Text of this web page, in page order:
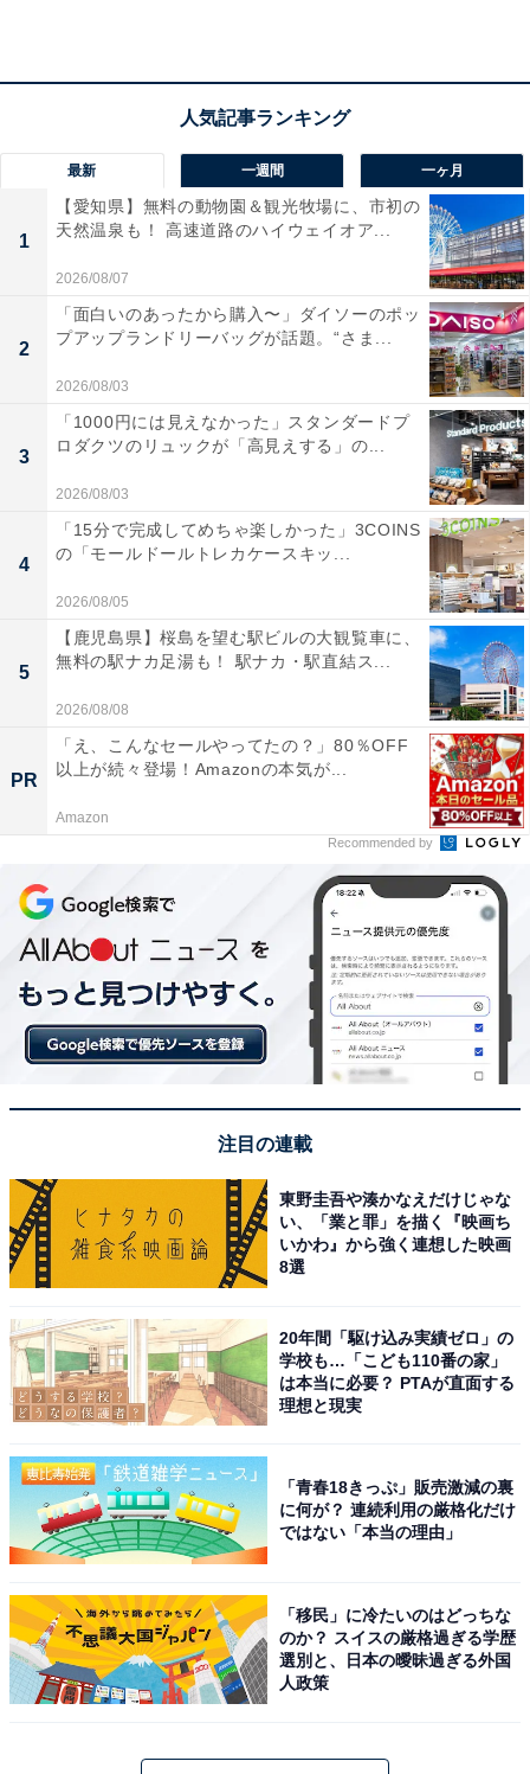
「下位半分は切り捨て」中堅校でも起きる選別の
実態
中堅校は特進クラスとレギュラークラスを分けていて、
後者は「推薦で大学に行かせる」という方針のケースも
多いです。しかし、実際に推薦で大学に行けるのは半分
ぐらい、ということも。特に男子校はその傾向がありま
す。残り半分は評定平均値が低いので、推薦入試に出願
加えて、一般選抜の対策を熱心にしているわけでもない
ので学力も高くなく、一般選抜で希望する大学に行くの
も困難です。
一方で、特進クラスの生徒たちは一般選抜向けの対策を
してきているため、まだ救いがあります。
難関校で「上位2割しか相手にしない」ケースは珍しく
ありません。なぜなら上位2割が東京大学含む旧帝大や
医学部、早稲田大学や慶應義塾大学に受かってくれれ
ただ、学校経営を考えると致し方ない面もあります。難
関校が成績下位8割を切り捨てるように、中堅校の中に
は評定平均値が低い生徒を見捨てることも少なくありま
せん。
次ページ
評定4.2でもアウト？ 突如として
「推薦」が消滅した“まさかの理
最新 一週間 一ヶ月
1
【愛知県】無料の動物園＆観光牧場に、市初の
天然温泉も！ 高速道路のハイウェイオア...
2026/08/07
2
「面白いのあったから購入〜」ダイソーのポッ
プアップランドリーバッグが話題。“さま...
2026/08/03
3
「1000円には見えなかった」スタンダードプ
ロダクツのリュックが「高見えする」の...
2026/08/03
4
「15分で完成してめちゃ楽しかった」3COINS
の「モールドールトレカケースキッ...
2026/08/05
5
【鹿児島県】桜島を望む駅ビルの大観覧車に、
無料の駅ナカ足湯も！ 駅ナカ・駅直結ス...
2026/08/08
PR
「え、こんなセールやってたの？」80％OFF
以上が続々登場！Amazonの本気が...
Amazon
Recommended by
注目の連載
東野圭吾や湊かなえだけじゃな
い、「業と罪」を描く『映画ち
いかわ』から強く連想した映画
8選
20年間「駆け込み実績ゼロ」の
学校も…「こども110番の家」
は本当に必要？ PTAが直面する
理想と現実
「青春18きっぷ」販売激減の裏
に何が？ 連続利用の厳格化だけ
ではない「本当の理由」
「移民」に冷たいのはどっちな
のか？ スイスの厳格過ぎる学歴
選別と、日本の曖昧過ぎる外国
人政策